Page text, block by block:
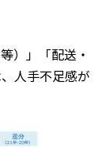
）」「配送・
人手不足感が